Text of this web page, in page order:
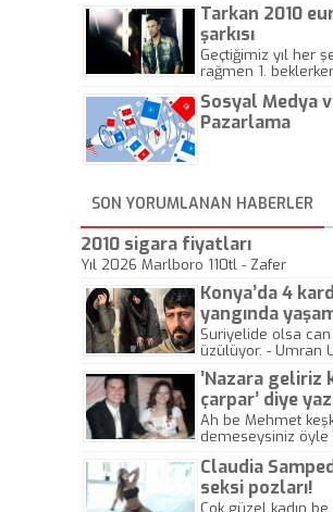
Tarkan 2010
şarkısı
Geçtiğimiz yıl her
rağmen 1.
gösterisinin bu
önemli olmadığını
Sosyal Medya
Pazarlama
SON YORUMLANAN HABERLER
2010 sigara fiyatları
Yıl 2026 Marlboro 110tl - Zafer
Konya’da 4
yangında
yitirdi
Suriyelide olsa
üzülüyor. - Umran
’Nazara geliriz
çarpar’ diye
kazasında öldü!
Ah be Mehmet
demeseysiniz öyle
Claudia
seksi pozları!
Çok güzel kadın